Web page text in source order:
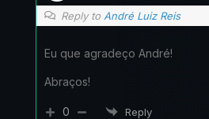
Reply to André Luiz Reis
Eu que agradeço André!
Abraços!
0 Reply